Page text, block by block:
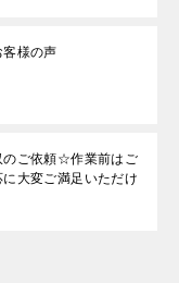
様の声
のご依頼☆作業前はご
大変ご満足いただけ